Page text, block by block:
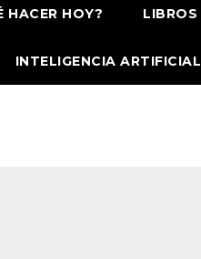
HACER HOY? LIBROS
INTELIGENCIA ARTIFICIAL